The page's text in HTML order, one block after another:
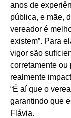
anos de
pública, e mãe,
vereador é
existem”. Para
vigor são
corretamente ou
realmente
“É aí que o
garantindo que
Flávia.